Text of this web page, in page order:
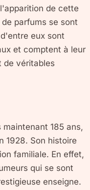
de cette
parfums se sont
eux sont
et comptent à leur
de véritables
185 ans,
1928. Son histoire
familiale. En effet,
qui se sont
enseigne.